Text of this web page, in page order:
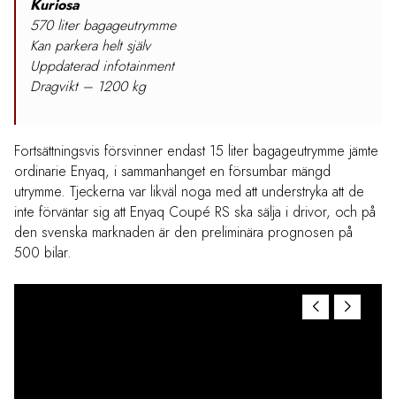
Kuriosa
570 liter bagageutrymme
Kan parkera helt själv
Uppdaterad infotainment
Dragvikt – 1200 kg
Fortsättningsvis försvinner endast 15 liter bagageutrymme jämte
ordinarie Enyaq, i sammanhanget en försumbar mängd
utrymme. Tjeckerna var likväl noga med att understryka att de
inte förväntar sig att Enyaq Coupé RS ska sälja i drivor, och på
den svenska marknaden är den preliminära prognosen på
500 bilar.